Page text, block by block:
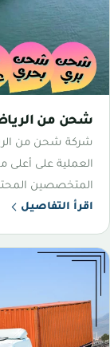
شحن من
شركة شحن من
العملية على
المتخصصين
اقرأ التفاصيل